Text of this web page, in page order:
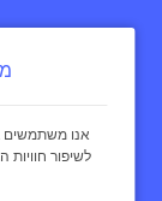
אנו משתמשים
לשיפור